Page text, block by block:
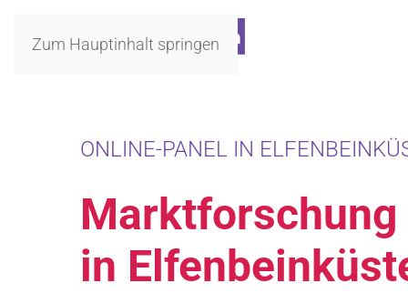
Zum Hauptinhalt springen
ONLINE-PANEL IN
Marktforschung
in